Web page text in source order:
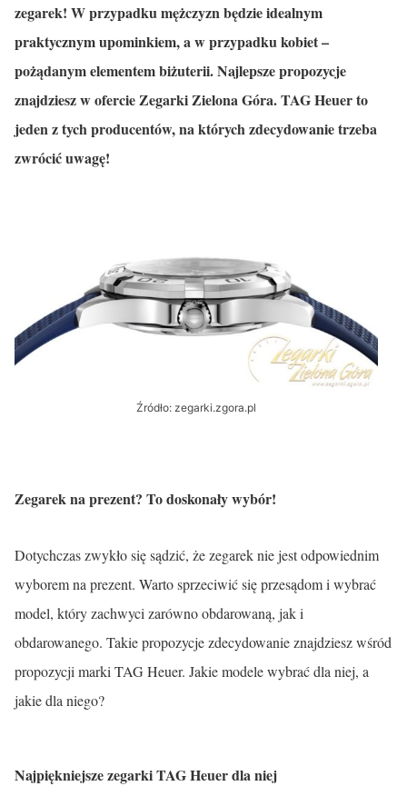
zegarek! W przypadku mężczyzn będzie idealnym
praktycznym upominkiem, a w przypadku kobiet –
pożądanym elementem biżuterii. Najlepsze propozycje
znajdziesz w ofercie Zegarki Zielona Góra. TAG Heuer to
jeden z tych producentów, na których zdecydowanie trzeba
zwrócić uwagę!
Źródło: zegarki.zgora.pl
Zegarek na prezent? To doskonały wybór!
Dotychczas zwykło się sądzić, że zegarek nie jest odpowiednim
wyborem na prezent. Warto sprzeciwić się przesądom i wybrać
model, który zachwyci zarówno obdarowaną, jak i
obdarowanego. Takie propozycje zdecydowanie znajdziesz wśród
propozycji marki TAG Heuer. Jakie modele wybrać dla niej, a
jakie dla niego?
Najpiękniejsze zegarki TAG Heuer dla niej